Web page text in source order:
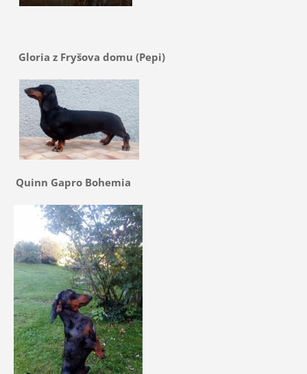
Gloria z Fryšova domu (Pepi)
Quinn Gapro Bohemia